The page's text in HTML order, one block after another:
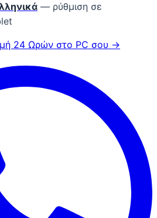
— ρύθμιση σε
24 Ωρών στο PC σου →